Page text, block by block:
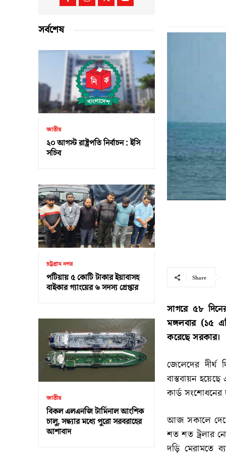
সর্বশেষ
জাতীয়
২০ আগস্ট রাষ্ট্রপতি নির্বাচন : ইসি
সচিব
চট্টগ্রাম নগর
পটিয়ায় ৫ কোটি টাকার ইয়াবাসহ
বাইকার গ্যাংয়ের ৬ সদস্য গ্রেপ্তার
জাতীয়
বিকল এলএনজি টার্মিনাল আংশিক
চালু, সন্ধ্যার মধ্যে পুরো সরবরাহের
আশাবাদ
Share
সাগরে ৫৮
মঙ্গলবার (১৫
করেছে সরকার।
জেলেদের দীর্ঘ
বাস্তবায়ন
কার্ড সংশোধনের
আজ সকালে
শত শত ট্রলার
দড়ি মেরামতে